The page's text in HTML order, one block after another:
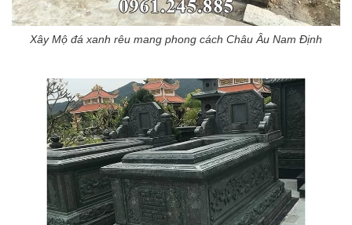
Xây Mộ đá xanh rêu mang phong cách Châu Âu Nam Định